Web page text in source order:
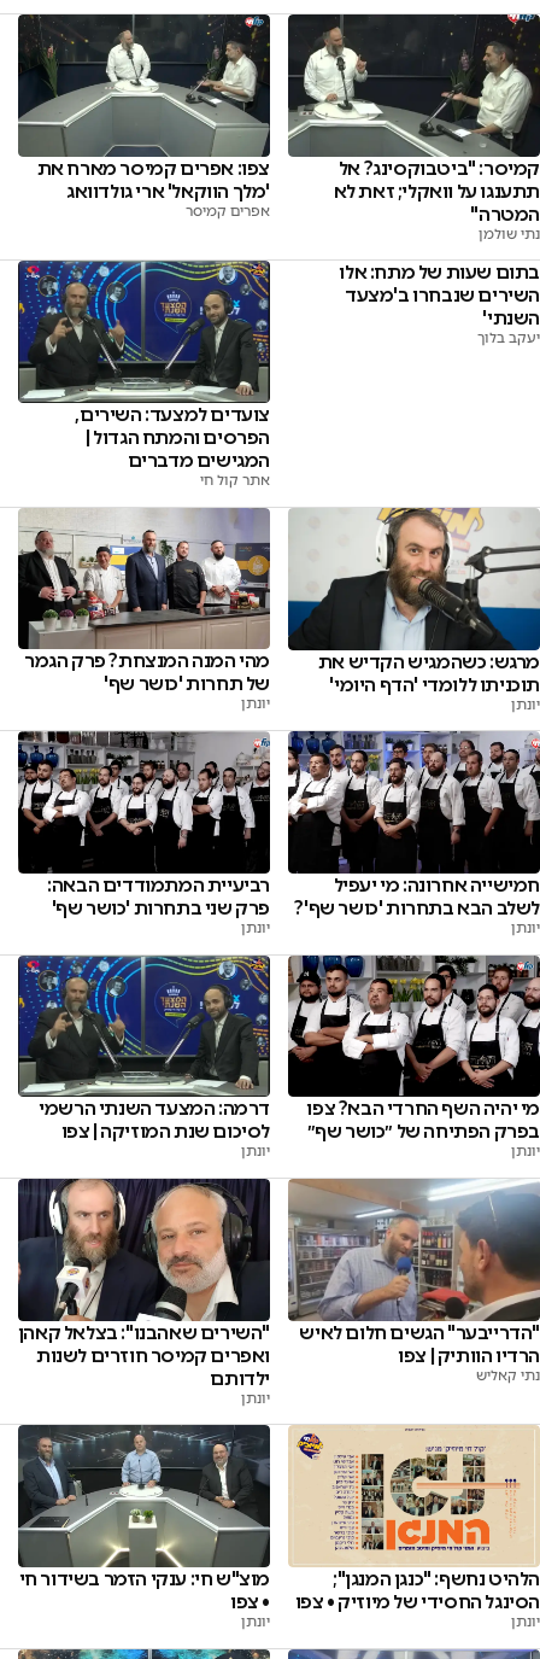
קמיסר: "ביטבוקסינג? אל
תתענגו על וואקלי; זאת לא
המטרה"
נתי שולמן
צפו: אפרים קמיסר מארח את
'מלך הווקאל' ארי גולדוואג
אפרים קמיסר
בתום שעות של מתח: אלו
השירים שנבחרו ב'מצעד
השנתי'
יעקב בלוך
צועדים למצעד: השירים,
הפרסים והמתח הגדול |
המגישים מדברים
אתר קול חי
מרגש: כשהמגיש הקדיש את
תוכניתו ללומדי 'הדף היומי'
יונתן
מהי המנה המנצחת? פרק הגמר
של תחרות 'כושר שף'
יונתן
חמישייה אחרונה: מי יעפיל
לשלב הבא בתחרות 'כושר שף'?
יונתן
רביעיית המתמודדים הבאה:
פרק שני בתחרות 'כושר שף'
יונתן
מי יהיה השף החרדי הבא? צפו
בפרק הפתיחה של ״כושר שף״
יונתן
דרמה: המצעד השנתי הרשמי
לסיכום שנת המוזיקה | צפו
יונתן
"הדרייבער" הגשים חלום לאיש
הרדיו הוותיק | צפו
נתי קאליש
"השירים שאהבנו": בצלאל קאהן
ואפרים קמיסר חוזרים לשנות
ילדותם
יונתן
הלהיט נחשף: "כנגן המנגן";
הסינגל החסידי של מיוזיק • צפו
יונתן
מוצ"ש חי: ענקי הזמר בשידור חי
• צפו
יונתן